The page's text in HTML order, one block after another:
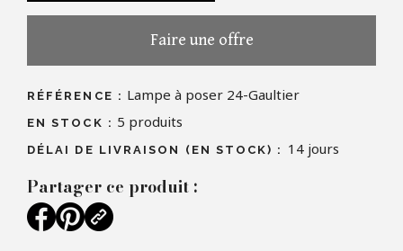
Faire une offre
RÉFÉRENCE : Lampe à poser 24-Gaultier
EN STOCK : 5 produits
DÉLAI DE LIVRAISON (EN STOCK) : 14 jours
Partager ce produit :